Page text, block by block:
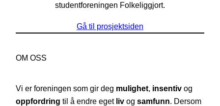
studentforeningen Folkeliggjort.
Gå til prosjektsiden
OM OSS
Vi er foreningen som gir deg mulighet, insentiv og
oppfordring til å endre eget liv og samfunn. Dersom